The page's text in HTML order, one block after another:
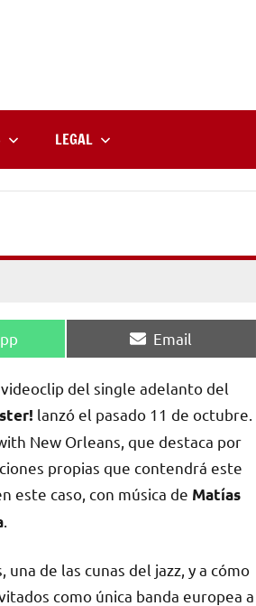
LEGAL
Compartir
en
Email
del single adelanto del
lanzó el pasado 11 de octubre.
New Orleans, que destaca por
propias que contendrá este
este caso, con música de Matías
de las cunas del jazz, y a cómo
como única banda europea a